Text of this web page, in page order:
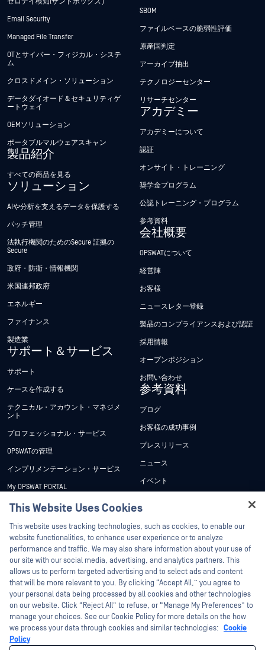
ゼロデイ検知(サンドボックス）
Email Security
Managed File Transfer
OTとサイバー・フィジカル・システ
ム
クロスドメイン・ソリューション
データダイオード＆セキュリティゲ
ートウェイ
OEMソリューション
ポータブルマルウェアスキャン
製品紹介
すべての商品を見る
ソリューション
AIや分析を支えるデータを保護する
パッチ管理
法執行機関のためのSecure 証拠の
Secure
政府・防衛・情報機関
米国連邦政府
エネルギー
ファイナンス
製造業
サポート＆サービス
サポート
ケースを作成する
テクニカル・アカウント・マネジメ
ント
プロフェッショナル・サービス
OPSWATの管理
インプリメンテーション・サービス
My OPSWAT PORTAL
技術文書
トレーニング
脆弱性対策プログラム
パートナー
認証
テクノロジー・パートナー
OPSWAT チャネル パートナー
SBOM
ファイルベースの脆弱性評価
原産国判定
アーカイブ抽出
テクノロジーセンター
リサーチセンター
アカデミー
アカデミーについて
認証
オンサイト・トレーニング
奨学金プログラム
公認トレーニング・プログラム
参考資料
会社概要
OPSWATについて
経営陣
お客様
ニュースレター登録
製品のコンプライアンスおよび認証
採用情報
オープンポジション
お問い合わせ
参考資料
ブログ
お客様の成功事例
プレスリリース
ニュース
イベント
ホワイトペーパー
無料ツール
©2026OPSWAT . All rights reserved.OPSWAT、MetaDefender、Metascan、
MetaAccess、OPSWAT 、Trust no File. Trust No Device.、OPSWAT 、Protecting the
This Website Uses Cookies
This website uses tracking technologies, such as cookies, to enable our
website functionalities, to enhance user experience or to analyze
performance and traffic. We may also share information about your use of
our site with our social media, advertising, and analytics partners. This
allows us to perform targeted advertising and to select ads and content
that will be more relevant to you. By clicking “Accept All,” you agree to
your personal data being processed by all cookies and other technologies
on our website. Click “Reject All” to refuse, or “Manage My Preferences” to
manage your choices. See our Cookie Policy for more details on the how
we process your data through cookies and similar technologies: Cookie
Policy
Hey there!
I'm Ozzy, your OPSWAT virtual assistant.
How can I help you secure what's critical
today?